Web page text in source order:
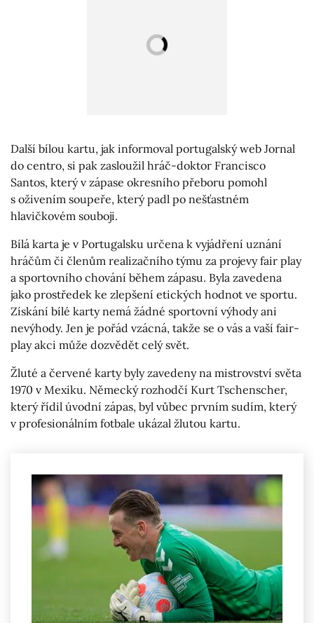
Další bílou kartu, jak informoval portugalský web Jornal
do centro, si pak zasloužil hráč-doktor Francisco
Santos, který v zápase okresního přeboru pomohl
s oživením soupeře, který padl po nešťastném
hlavičkovém souboji.
Bílá karta je v Portugalsku určena k vyjádření uznání
hráčům či členům realizačního týmu za projevy fair play
a sportovního chování během zápasu. Byla zavedena
jako prostředek ke zlepšení etických hodnot ve sportu.
Získání bílé karty nemá žádné sportovní výhody ani
nevýhody. Jen je pořád vzácná, takže se o vás a vaší fair-
play akci může dozvědět celý svět.
Žluté a červené karty byly zavedeny na mistrovství světa
1970 v Mexiku. Německý rozhodčí Kurt Tschenscher,
který řídil úvodní zápas, byl vůbec prvním sudím, který
v profesionálním fotbale ukázal žlutou kartu.